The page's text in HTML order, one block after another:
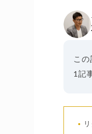
こ
1記